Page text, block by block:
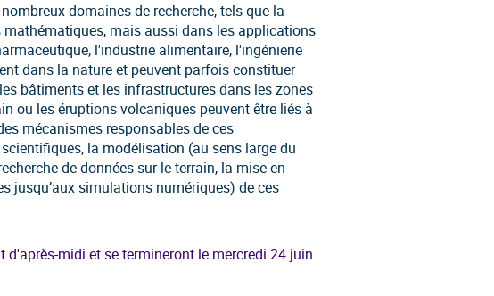
domaines de recherche, tels que la
mais aussi dans les applications
l'industrie alimentaire, l'ingénierie
dans la nature et peuvent parfois constituer
bâtiments et les infrastructures dans les zones
ou les éruptions volcaniques peuvent être liés à
mécanismes responsables de ces
la modélisation (au sens large du
de données sur le terrain, la mise en
jusqu’aux simulations numériques) de ces
midi et se termineront le mercredi 24 juin